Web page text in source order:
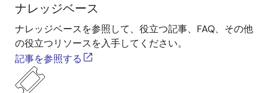
ナレッジベース
ナレッジベースを参照して、役立つ記事、FAQ、その他
の役立つリソースを入手してください。
記事を参照する